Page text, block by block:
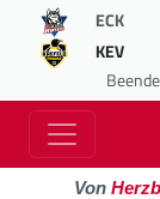
ECK
KEV
Von